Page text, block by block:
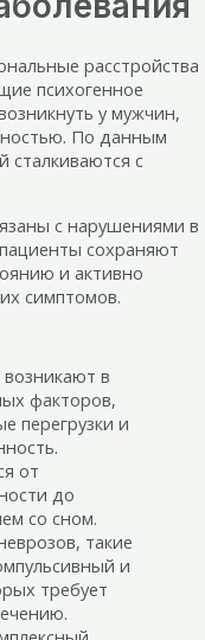
расстройства
психогенное
у мужчин,
По данным
сталкиваются с
с нарушениями в
сохраняют
и активно
симптомов.
в
факторов,
перегрузки и
от
до
со сном.
такие
и
требует